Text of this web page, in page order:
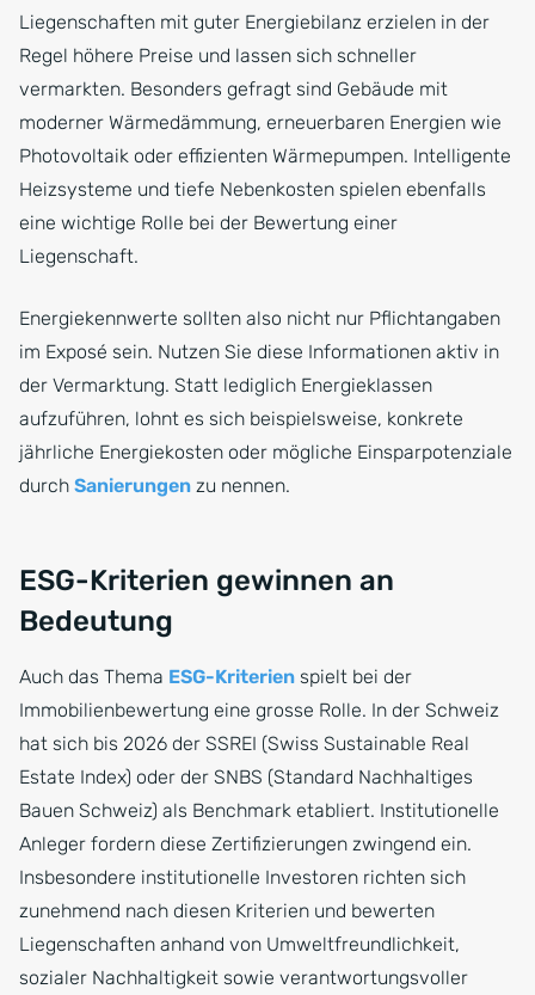
Liegenschaften mit guter Energiebilanz erzielen in der
Regel höhere Preise und lassen sich schneller
vermarkten. Besonders gefragt sind Gebäude mit
moderner Wärmedämmung, erneuerbaren Energien wie
Photovoltaik oder effizienten Wärmepumpen. Intelligente
Heizsysteme und tiefe Nebenkosten spielen ebenfalls
eine wichtige Rolle bei der Bewertung einer
Liegenschaft.
Energiekennwerte sollten also nicht nur Pflichtangaben
im Exposé sein. Nutzen Sie diese Informationen aktiv in
der Vermarktung. Statt lediglich Energieklassen
aufzuführen, lohnt es sich beispielsweise, konkrete
jährliche Energiekosten oder mögliche Einsparpotenziale
durch Sanierungen zu nennen.
ESG-Kriterien gewinnen an
Bedeutung
Auch das Thema ESG-Kriterien spielt bei der
Immobilienbewertung eine grosse Rolle. In der Schweiz
hat sich bis 2026 der SSREI (Swiss Sustainable Real
Estate Index) oder der SNBS (Standard Nachhaltiges
Bauen Schweiz) als Benchmark etabliert. Institutionelle
Anleger fordern diese Zertifizierungen zwingend ein.
Insbesondere institutionelle Investoren richten sich
zunehmend nach diesen Kriterien und bewerten
Liegenschaften anhand von Umweltfreundlichkeit,
sozialer Nachhaltigkeit sowie verantwortungsvoller